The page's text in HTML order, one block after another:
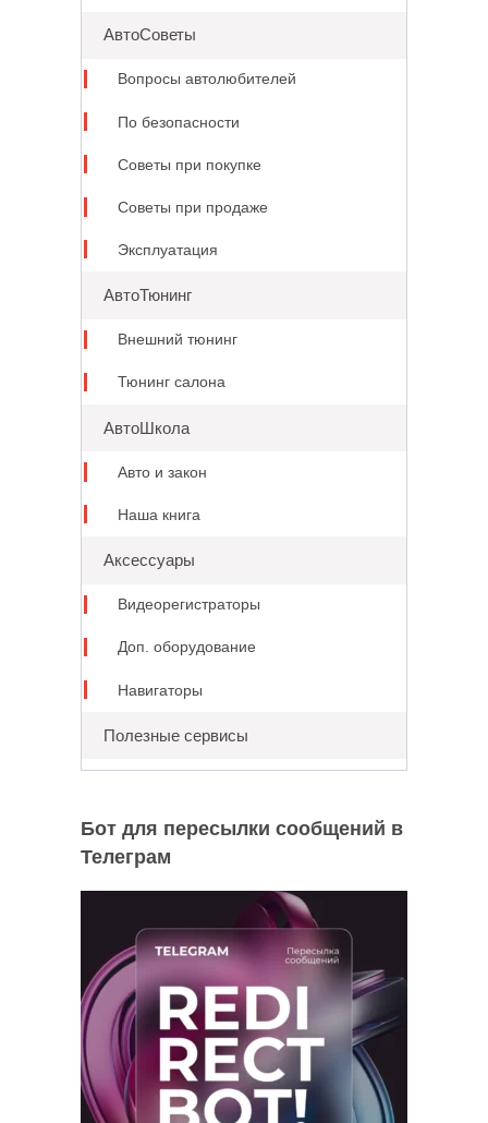
АвтоСоветы
Вопросы автолюбителей
По безопасности
Советы при покупке
Советы при продаже
Эксплуатация
АвтоТюнинг
Внешний тюнинг
Тюнинг салона
АвтоШкола
Авто и закон
Наша книга
Аксессуары
Видеорегистраторы
Доп. оборудование
Навигаторы
Полезные сервисы
Бот для пересылки сообщений в
Телеграм